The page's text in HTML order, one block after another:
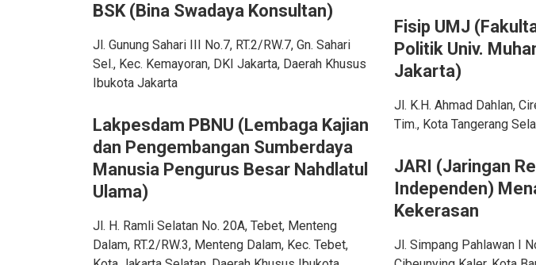
BSK (Bina Swadaya Konsultan)
Jl. Gunung Sahari III No.7, RT.2/RW.7, Gn. Sahari
Sel., Kec. Kemayoran, DKI Jakarta, Daerah Khusus
Ibukota Jakarta
Lakpesdam PBNU (Lembaga Kajian
dan Pengembangan Sumberdaya
Manusia Pengurus Besar Nahdlatul
Ulama)
Jl. H. Ramli Selatan No. 20A, Tebet, Menteng
Dalam, RT.2/RW.3, Menteng Dalam, Kec. Tebet,
Fisip UMJ
Politik Univ.
Jakarta)
Jl. K.H. Ahmad Dahlan,
Tim., Kota Tangerang
JARI (Jaringan
Independen)
Kekerasan
Jl. Simpang Pahlawan I